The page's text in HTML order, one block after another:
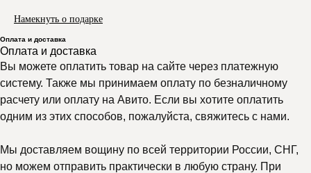
Намекнуть о подарке
Оплата и доставка
Оплата и доставка
Вы можете оплатить товар на сайте через платежную
систему. Также мы принимаем оплату по безналичному
расчету или оплату на Авито. Если вы хотите оплатить
одним из этих способов, пожалуйста, свяжитесь с нами.
Мы доставляем вощину по всей территории России, СНГ,
но можем отправить практически в любую страну. При